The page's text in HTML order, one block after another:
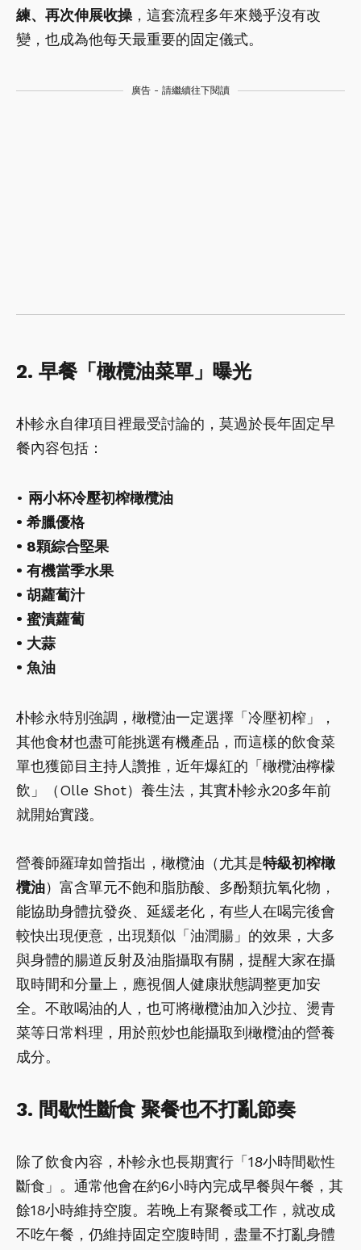
練、再次伸展收操 ，這套流程多年來幾乎沒有改
變，也成為他每天最重要的固定儀式。
廣告 - 請繼續往下閱讀
2. 早餐「橄欖油菜單」曝光
朴軫永自律項目裡最受討論的，莫過於長年固定早
餐內容包括：
• 兩小杯冷壓初榨橄欖油
• 希臘優格
• 8顆綜合堅果
• 有機當季水果
• 胡蘿蔔汁
• 蜜漬蘿蔔
• 大蒜
• 魚油
朴軫永特別強調，橄欖油一定選擇「冷壓初榨」，
其他食材也盡可能挑選有機產品，而這樣的飲食菜
單也獲節目主持人讚推，近年爆紅的「橄欖油檸檬
飲」（Olle Shot）養生法，其實朴軫永20多年前
就開始實踐。
營養師羅瑋如曾指出，橄欖油（尤其是特級初榨橄
欖油）富含單元不飽和脂肪酸、多酚類抗氧化物，
能協助身體抗發炎、延緩老化，有些人在喝完後會
較快出現便意，出現類似「油潤腸」的效果，大多
與身體的腸道反射及油脂攝取有關，提醒大家在攝
取時間和分量上，應視個人健康狀態調整更加安
全。不敢喝油的人，也可將橄欖油加入沙拉、燙青
菜等日常料理，用於煎炒也能攝取到橄欖油的營養
成分。
3. 間歇性斷食 聚餐也不打亂節奏
除了飲食內容，朴軫永也長期實行「18小時間歇性
斷食」。通常他會在約6小時內完成早餐與午餐，其
餘18小時維持空腹。若晚上有聚餐或工作，就改成
不吃午餐，仍維持固定空腹時間，盡量不打亂身體